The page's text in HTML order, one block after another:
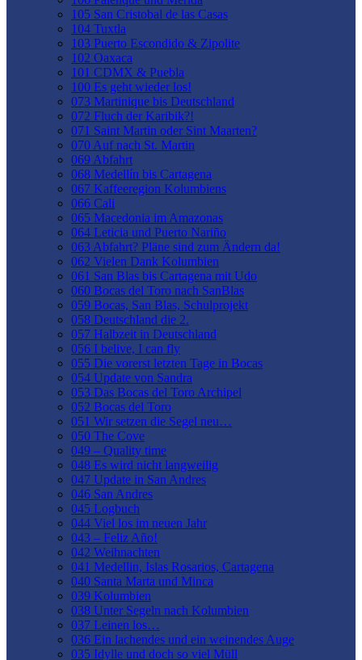
105 San Cristobal de las Casas
104 Tuxtla
103 Puerto Escondido & Zipolite
102 Oaxaca
101 CDMX & Puebla
100 Es geht wieder los!
073 Martinique bis Deutschland
072 Fluch der Karibik?!
071 Saint Martin oder Sint Maarten?
070 Auf nach St. Martin
069 Abfahrt
068 Medellín bis Cartagena
067 Kaffeeregion Kolumbiens
066 Cali
065 Macedonia im Amazonas
064 Leticia und Puerto Nariño
063 Abfahrt? Pläne sind zum Ändern da!
062 Vielen Dank Kolumbien
061 San Blas bis Cartagena mit Udo
060 Bocas del Toro nach SanBlas
059 Bocas, San Blas, Schulprojekt
058 Deutschland die 2.
057 Halbzeit in Deutschland
056 I belive, I can fly
055 Die vorerst letzten Tage in Bocas
054 Update von Sandra
053 Das Bocas del Toro Archipel
052 Bocas del Toro
051 Wir setzen die Segel neu…
050 The Cove
049 – Quality time
048 Es wird nicht langweilig
047 Update in San Andres
046 San Andres
045 Logbuch
044 Viel los im neuen Jahr
043 – Feliz Año!
042 Weihnachten
041 Medellin, Islas Rosarios, Cartagena
040 Santa Marta und Minca
039 Kolumbien
038 Unter Segeln nach Kolumbien
037 Leinen los…
036 Ein lachendes und ein weinendes Auge
035 Idylle und doch so viel Müll